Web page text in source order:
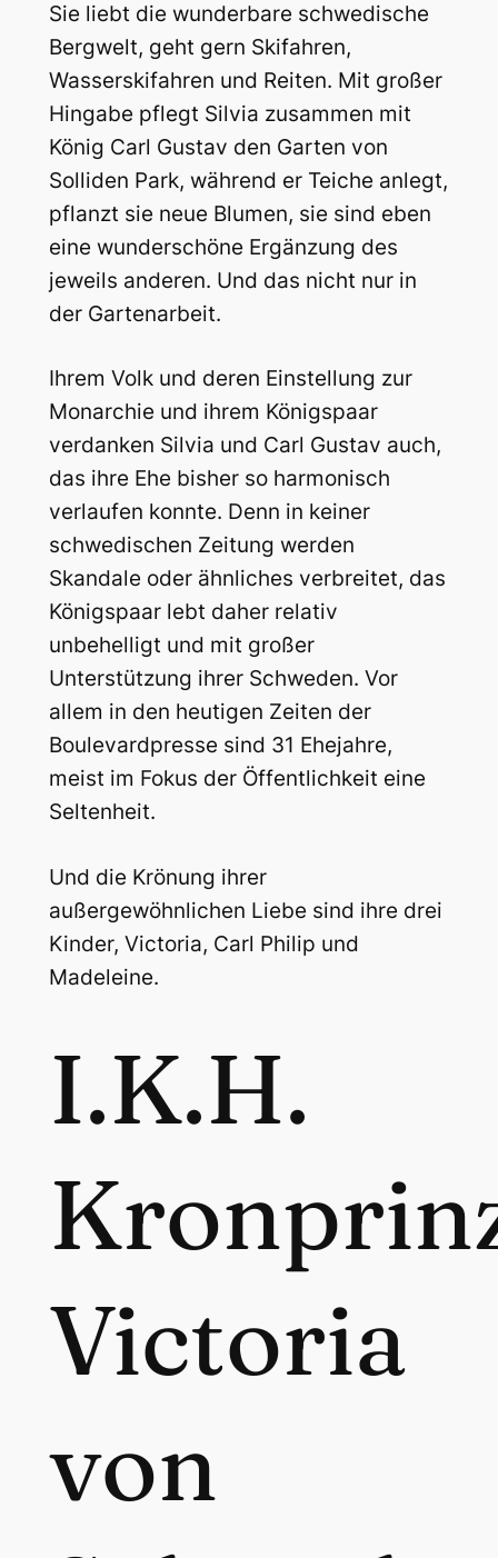
Sie liebt die wunderbare schwedische
Bergwelt, geht gern Skifahren,
Wasserskifahren und Reiten. Mit großer
Hingabe pflegt Silvia zusammen mit
König Carl Gustav den Garten von
Solliden Park, während er Teiche anlegt,
pflanzt sie neue Blumen, sie sind eben
eine wunderschöne Ergänzung des
jeweils anderen. Und das nicht nur in
der Gartenarbeit.
Ihrem Volk und deren Einstellung zur
Monarchie und ihrem Königspaar
verdanken Silvia und Carl Gustav auch,
das ihre Ehe bisher so harmonisch
verlaufen konnte. Denn in keiner
schwedischen Zeitung werden
Skandale oder ähnliches verbreitet, das
Königspaar lebt daher relativ
unbehelligt und mit großer
Unterstützung ihrer Schweden. Vor
allem in den heutigen Zeiten der
Boulevardpresse sind 31 Ehejahre,
meist im Fokus der Öffentlichkeit eine
Seltenheit.
Und die Krönung ihrer
außergewöhnlichen Liebe sind ihre drei
Kinder, Victoria, Carl Philip und
Madeleine.
I.K.H.
Victoria
von